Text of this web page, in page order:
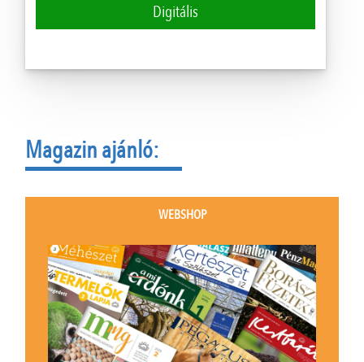
Digitális
Magazin ajánló:
WEBSHOP